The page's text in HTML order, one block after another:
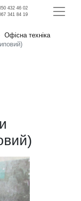
432 46 02
341 84 19
Офісна техніка